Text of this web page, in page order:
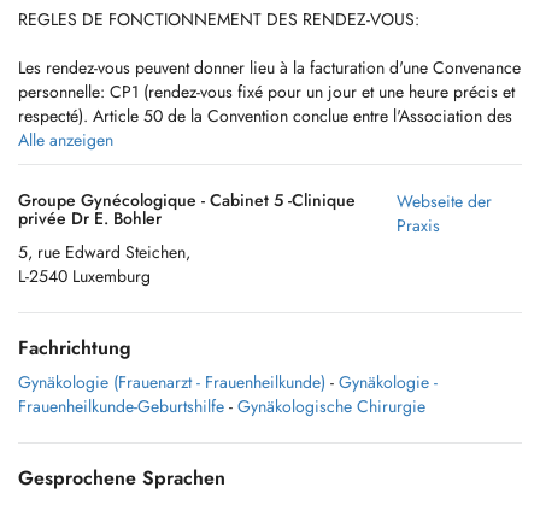
REGLES DE FONCTIONNEMENT DES RENDEZ-VOUS:
Les rendez-vous peuvent donner lieu à la facturation d'une Convenance
personnelle: CP1 (rendez-vous fixé pour un jour et une heure précis et
respecté). Article 50 de la Convention conclue entre l'Association des
médecins et médecins-dentistes du Grand-Duché de Luxembourg et la
Caisse nationale de santé.
Si vous ne vous présentez pas à un rendez-vous sans avoir prévenu à
l'avance, une indemnité sera à payer équivalente au tarif d'une
consultation normale, non remboursable par l'assurance maladie. La
facture indiquera le montant réclamé pour la consultation, avec la
mention « CNO 1 Rendez-vous non observé ».
Cette indemnité est due si vous n'annulez pas le rendez-vous au moins
24 heures à l'avance. Article 50 de la Convention conclue entre
l'Association des médecins et médecins-dentistes du Grand-Duché de
débitée si vous ne respectez pas votre rendez-vous (annulation
Alle anzeigen
Groupe Gynécologique - Cabinet 5 -Clinique
privée Dr E. Bohler
5, rue Edward Steichen,
L-2540 Luxemburg
Webseite der
Praxis
Fachrichtung
Gynäkologie (Frauenarzt - Frauenheilkunde) - Gynäkologie -
Frauenheilkunde-Geburtshilfe - Gynäkologische Chirurgie
Gesprochene Sprachen